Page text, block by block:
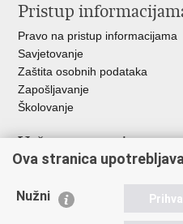
Pristup
Pravo na pristup informacijama
Savjetovanje
Zaštita osobnih podataka
Zapošljavanje
Školovanje
Važne poveznice
Ministarstvo unutarnjih poslova
Udruge
Ova stranica
Nužni